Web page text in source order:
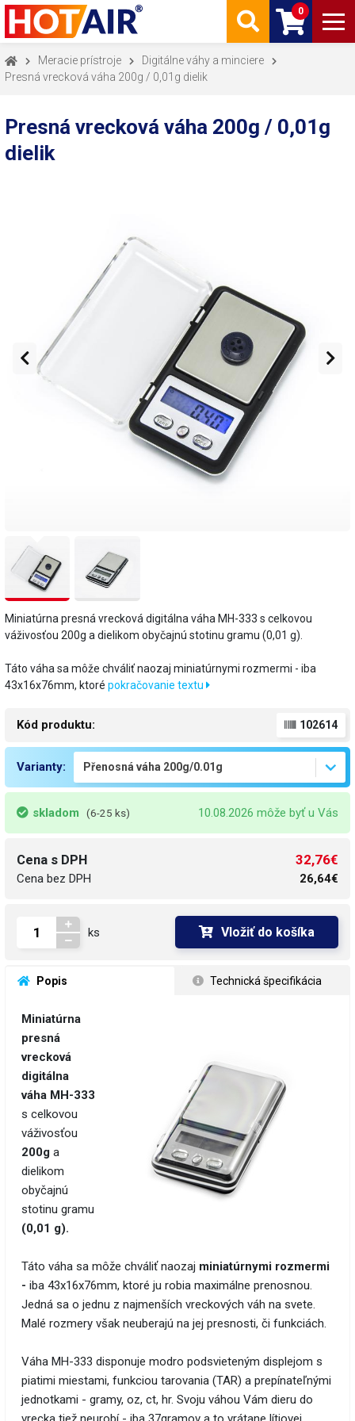
0
Meracie prístroje
Digitálne váhy a minciere
Presná vrecková váha 200g / 0,01g dielik
Presná vrecková váha 200g / 0,01g
dielik
Miniatúrna presná vrecková digitálna váha MH-333 s celkovou
váživosťou 200g a dielikom obyčajnú stotinu gramu (0,01 g).
Táto váha sa môže chváliť naozaj miniatúrnymi rozmermi - iba
43x16x76mm, ktoré pokračovanie textu
Kód produktu: 102614
Varianty:
skladom (6-25 ks) 10.08.2026 môže byť u Vás
Cena s DPH
Cena bez DPH
32,76€
26,64€
ks Vložiť do košíka
Popis Technická špecifikácia
Miniatúrna
presná
vrecková
digitálna
váha MH-333
s celkovou
váživosťou
200g a
dielikom
obyčajnú
stotinu gramu
(0,01 g).
Táto váha sa môže chváliť naozaj miniatúrnymi rozmermi
- iba 43x16x76mm, ktoré ju robia maximálne prenosnou.
Jedná sa o jednu z najmenších vreckových váh na svete.
Malé rozmery však neuberajú na jej presnosti, či funkciách.
Váha MH-333 disponuje modro podsvieteným displejom s
piatimi miestami, funkciou tarovania (TAR) a prepínateľnými
jednotkami - gramy, oz, ct, hr. Svoju váhou Vám dieru do